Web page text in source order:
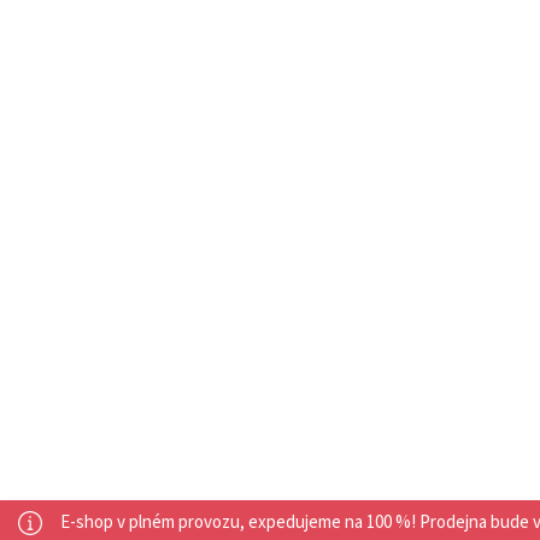
E-shop v plném provozu, expedujeme na 100 %! Prodejna bude